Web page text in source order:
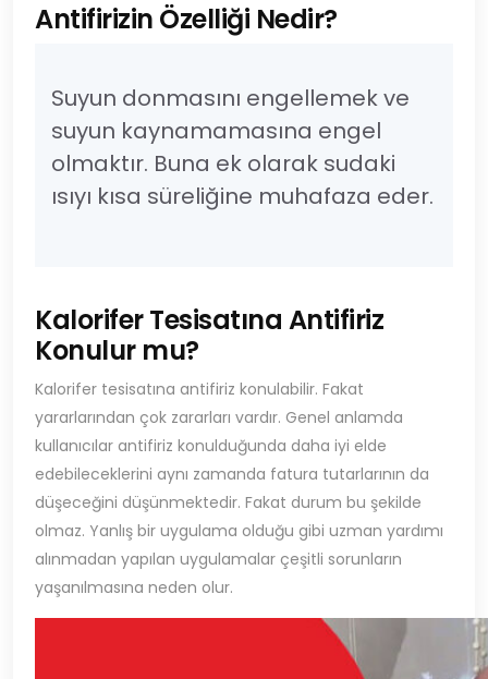
Antifirizin Özelliği Nedir?
Suyun donmasını engellemek ve
suyun kaynamamasına engel
olmaktır. Buna ek olarak sudaki
ısıyı kısa süreliğine muhafaza eder.
Kalorifer Tesisatına Antifiriz
Konulur mu?
Kalorifer tesisatına antifiriz konulabilir. Fakat
yararlarından çok zararları vardır. Genel anlamda
kullanıcılar antifiriz konulduğunda daha iyi elde
edebileceklerini aynı zamanda fatura tutarlarının da
düşeceğini düşünmektedir. Fakat durum bu şekilde
olmaz. Yanlış bir uygulama olduğu gibi uzman yardımı
alınmadan yapılan uygulamalar çeşitli sorunların
yaşanılmasına neden olur.